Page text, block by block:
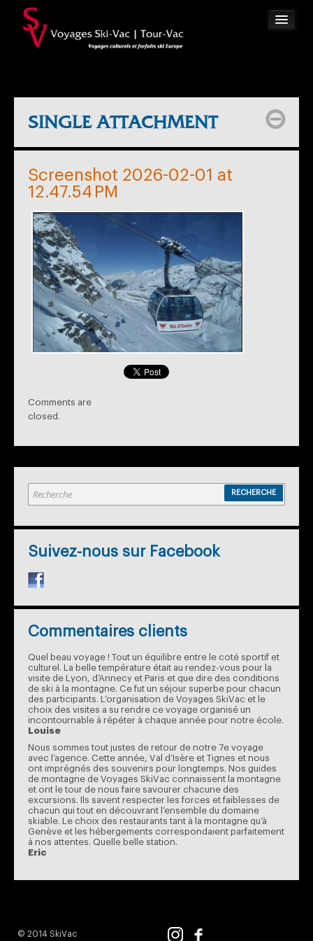
VOYAGES DE SKI
SINGLE ATTACHMENT
Screenshot 2026-02-01 at
12.47.54 PM
Comments are
closed.
Suivez-nous sur Facebook
Commentaires clients
Quel beau voyage ! Tout un équilibre entre le coté sportif et
culturel. La belle température était au rendez-vous pour la
visite de Lyon, d’Annecy et Paris et que dire des conditions
de ski à la montagne. Ce fut un séjour superbe pour chacun
des participants. L’organisation de Voyages SkiVac et le
choix des visites a su rendre ce voyage organisé un
incontournable à répéter à chaque année pour notre école.
Louise
Nous sommes tout justes de retour de notre 7e voyage
avec l’agence. Cette année, Val d’Isère et Tignes et nous
ont imprégnés des souvenirs pour longtemps. Nos guides
de montagne de Voyages SkiVac connaissent la montagne
et ont le tour de nous faire savourer chacune des
excursions. Ils savent respecter les forces et faiblesses de
chacun qui tout en découvrant l’ensemble du domaine
skiable. Le choix des restaurants tant à la montagne qu’à
Genève et les hébergements correspondaient parfaitement
à nos attentes. Quelle belle station.
Eric
© 2014 SkiVac